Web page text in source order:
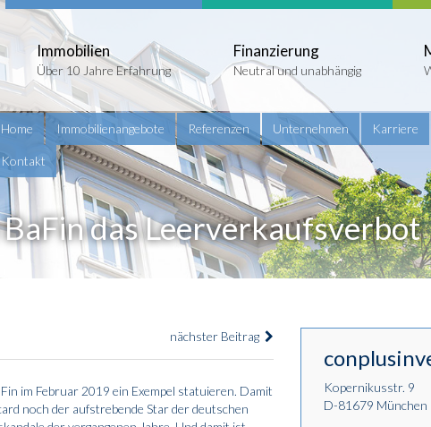
Immobilien
Über 10 Jahre Erfahrung
Finanzierung
Neutral und unabhängig
Home Immobilienangebote Referenzen Unternehmen Karriere
Kontakt
das Leerverkaufsverbot
nächster Beitrag
im Februar 2019 ein Exempel statuieren. Damit
noch der aufstrebende Star der deutschen
Kopernikusstr. 9
D-81679 München